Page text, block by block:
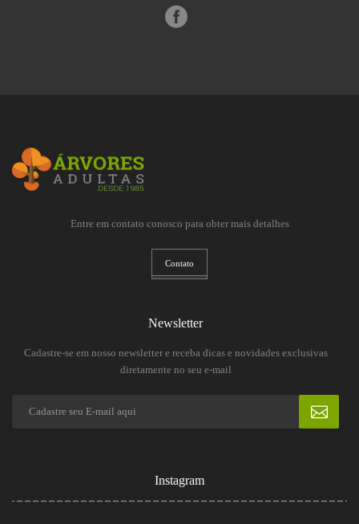
Entre em contato conosco para obter mais detalhes
Contato
Newsletter
Cadastre-se em nosso newsletter e receba dicas e novidades exclusivas
diretamente no seu e-mail
Instagram